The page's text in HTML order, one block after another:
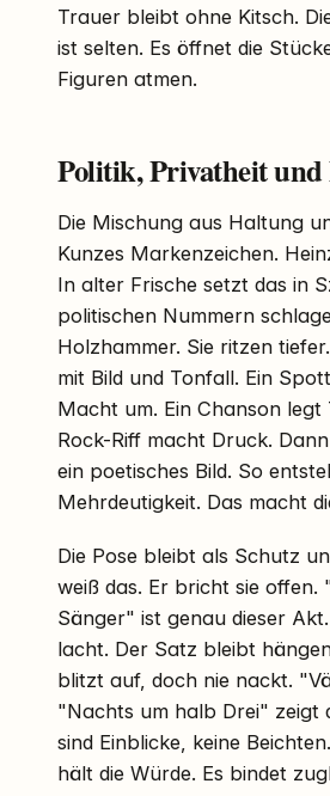
Trauer bleibt ohne Kitsch.
ist selten. Es öffnet die
Figuren atmen.
Politik, Privatheit und
Die Mischung aus Haltung
Kunzes Markenzeichen.
In alter Frische setzt das in
politischen Nummern
Holzhammer. Sie ritzen
mit Bild und Tonfall. Ein
Macht um. Ein Chanson legt
Rock-Riff macht Druck.
ein poetisches Bild. So
Mehrdeutigkeit. Das macht
Die Pose bleibt als Schutz
weiß das. Er bricht sie offen.
Sänger" ist genau dieser
lacht. Der Satz bleibt
blitzt auf, doch nie nackt.
"Nachts um halb Drei" zeigt
sind Einblicke, keine
hält die Würde. Es bindet